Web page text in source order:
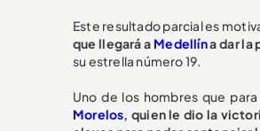
Este resultado parcial es
que llegará a Medellína dar la
su estrella número 19.
Uno de los hombres que
Morelos, quien le dio la